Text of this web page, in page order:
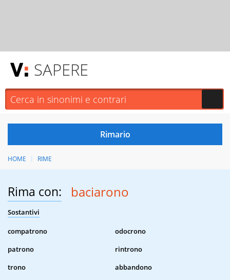
SAPERE
HOME RIME
Rima con: baciarono
Sostantivi
compatrono
odocrono
patrono
rintrono
trono
abbandono